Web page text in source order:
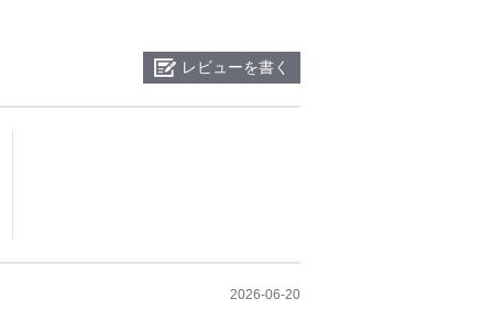
レビューを書く
2026-06-20